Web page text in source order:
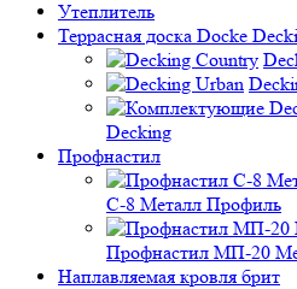
Утеплитель
Террасная доска Docke
Decking
Профнастил
C-8 Металл Профиль
Профнастил МП-20
Наплавляемая кровля брит